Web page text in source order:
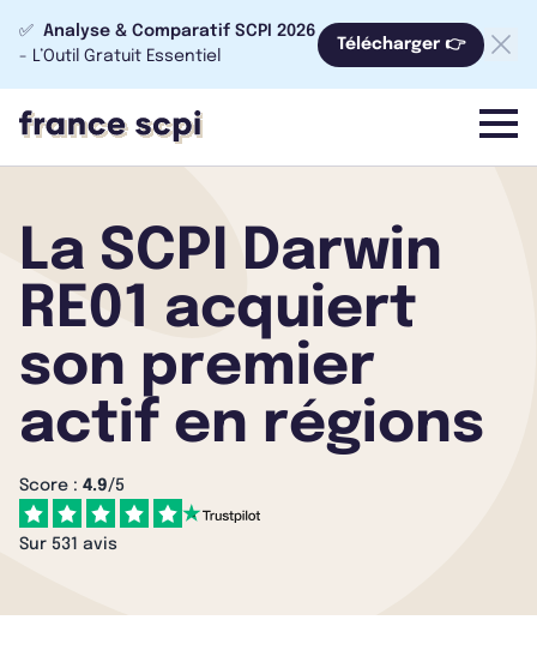
✅ Analyse & Comparatif SCPI 2026
- L’Outil Gratuit Essentiel
Télécharger 👉
menu
La SCPI Darwin
RE01 acquiert
son premier
actif en régions
Score : 4.9/5
Sur 531 avis